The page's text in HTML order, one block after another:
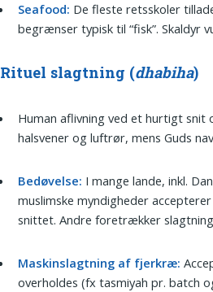
Seafood: De fleste retsskoler
begrænser typisk til “fisk”. Skaldyr
Rituel slagtning (dhabiha)
Human aflivning ved et hurtigt snit
halsvener og luftrør, mens Guds
Bedøvelse: I mange lande, inkl.
muslimske myndigheder
snittet. Andre foretrækker
Maskinslagtning af fjerkræ:
overholdes (fx tasmiyah pr. batch